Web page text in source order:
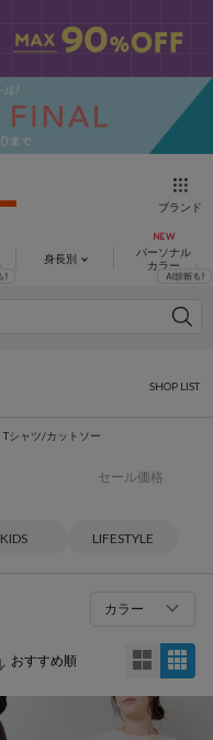
ブランド
身長別
パーソナル
カラー
SHOP LIST
Tシャツ/カットソー
セール価格
KIDS LIFESTYLE
カラー